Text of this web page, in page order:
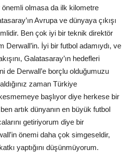
olmasa da ilk kilometre
Avrupa ve dünyaya çıkışı
Ben çok iyi bir teknik direktör
Derwall’in. İyi bir futbol adamıydı, ve
Galatasaray’ın hedefleri
de Derwall’e borçlu olduğumuzu
zaman Türkiye
başlıyor diye herkese bir
artık dünyanın en büyük futbol
getiriyorum diye bir
önemi daha çok simgeseldir,
yaptığını düşünmüyorum.